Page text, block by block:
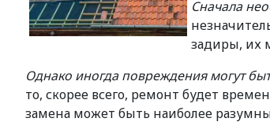
Сначала
задиры, их
Однако иногда повреждения могут
то, скорее всего, ремонт будет
замена может быть наиболее